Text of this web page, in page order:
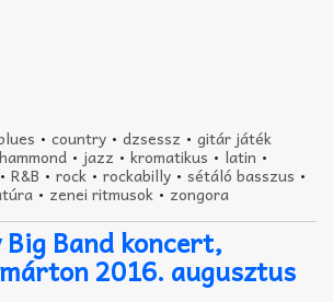
•country •dzsessz •gitár játék
hammond • jazz • kromatikus • latin •
• R&B • rock • rockabilly • sétáló basszus •
• zenei ritmusok • zongora
Band koncert,
2016. augusztus